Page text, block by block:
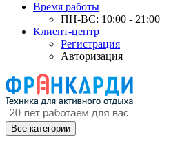
Время работы
ПН-ВС: 10:00 - 21:00
Клиент-центр
Регистрация
Авторизация
Все категории